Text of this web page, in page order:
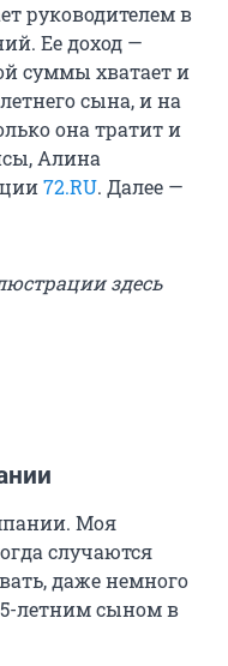
руководителем в
Ее доход —
суммы хватает и
сына, и на
она тратит и
Алина
72.RU. Далее —
здесь
Моя
случаются
даже немного
летним сыном в